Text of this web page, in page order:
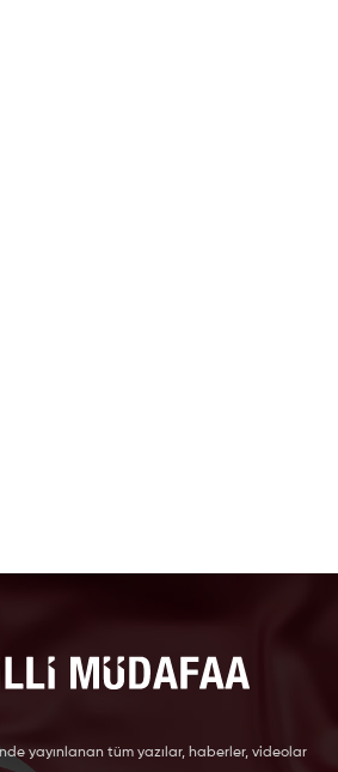
yayınlanan tüm yazılar, haberler, videolar